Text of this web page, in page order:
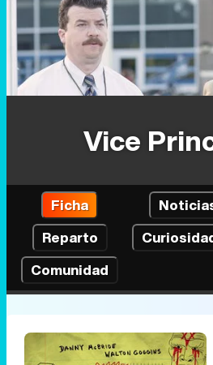
Vice
Ficha
Reparto
Comunidad